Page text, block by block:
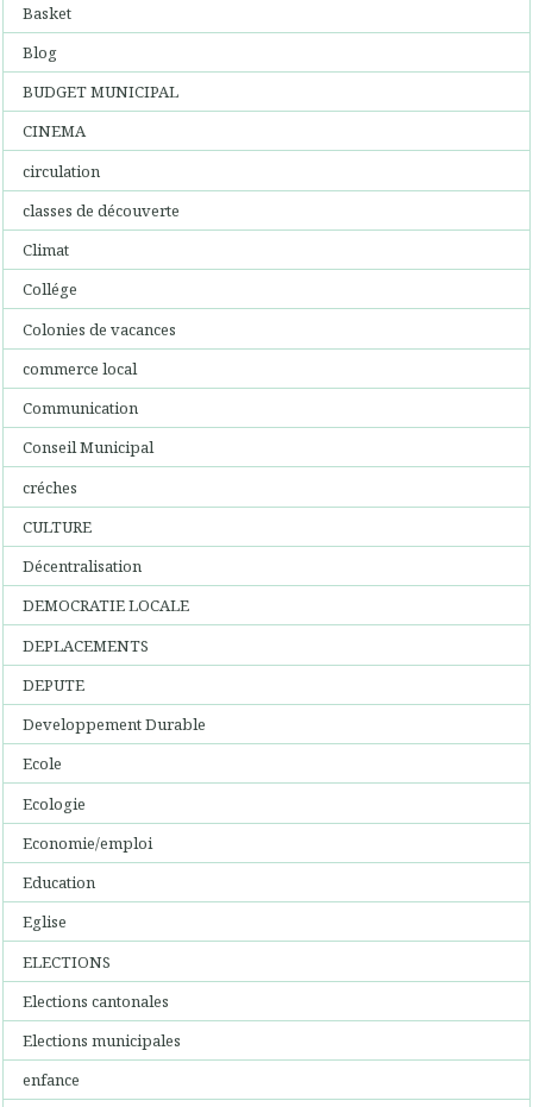
Basket
Blog
BUDGET MUNICIPAL
CINEMA
circulation
classes de découverte
Climat
Collége
Colonies de vacances
commerce local
Communication
Conseil Municipal
créches
CULTURE
Décentralisation
DEMOCRATIE LOCALE
DEPLACEMENTS
DEPUTE
Developpement Durable
Ecole
Ecologie
Economie/emploi
Education
Eglise
ELECTIONS
Elections cantonales
Elections municipales
enfance